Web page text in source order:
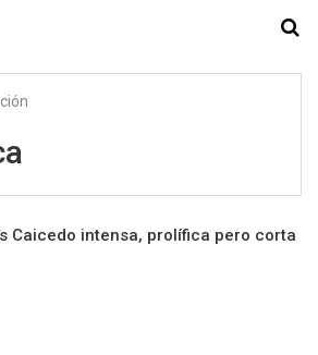
Caicedo intensa, prolífica pero corta